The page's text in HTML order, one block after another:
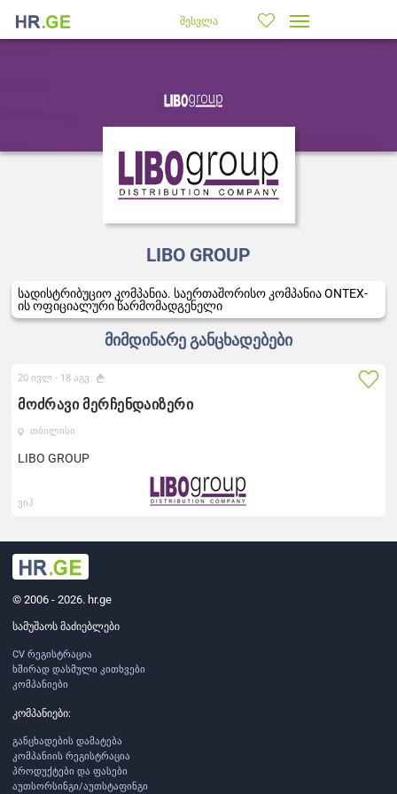
შესვლა
LIBO GROUP
სადისტრიბუციო კომპანია. საერთაშორისო კომპანია ONTEX-
ის ოფიციალური წარმომადგენელი
მიმდინარე განცხადებები
მოძრავი მერჩენდაიზერი
თბილისი
LIBO GROUP
20 ივლ - 18 აგვ
ვიპ
© 2006 - 2026. hr.ge
სამუშაოს მაძიებლები
CV რეგისტრაცია
ხშირად დასმული კითხვები
კომპანიები
კომპანიები:
განცხადების დამატება
კომპანიის რეგისტრაცია
პროდუქტები და ფასები
აუთსორსინგი/აუთსტაფინგი